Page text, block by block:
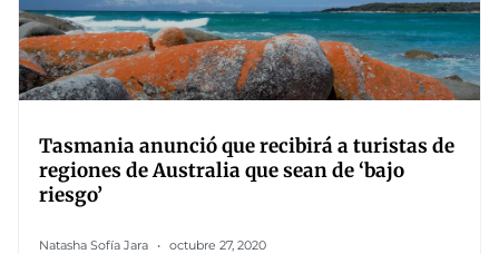
Tasmania anunció que recibirá a turistas de
regiones de Australia que sean de ‘bajo
riesgo’
Natasha Sofía Jara octubre 27, 2020